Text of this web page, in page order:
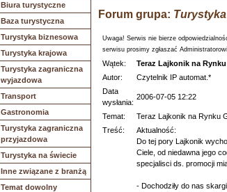
Biura turystyczne
Baza turystyczna
Turystyka biznesowa
Turystyka krajowa
Turystyka zagraniczna
wyjazdowa
Transport
Gastronomia
Turystyka zagraniczna
przyjazdowa
Turystyka na świecie
Inne związane z branżą
Temat dowolny
Forum grupa:
Uwaga! Serwis nie bierze
serwisu prosimy zgłaszać
Wątek:
Teraz Lajkonik na
Autor:
Czytelnik IP automat.*
Data
wysłania:
2006-07-05 12:22
Temat:
Teraz Lajkonik na Rynku
Treść:
Aktualność:
Do tej pory Lajkonik
Ciele, od niedawna jego
specjalisci ds. promocji
- Dochodziły do nas